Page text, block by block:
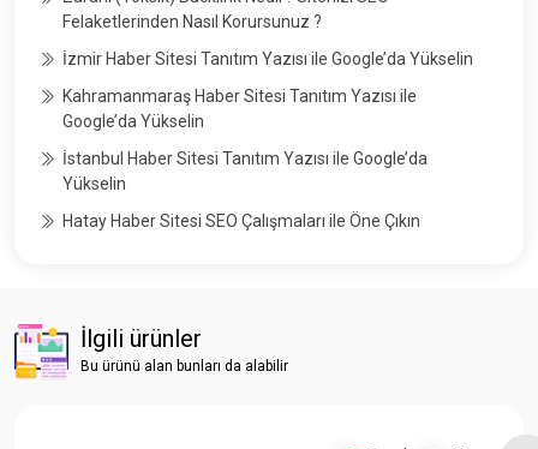
Felaketlerinden Nasıl Korursunuz ?
İzmir Haber Sitesi Tanıtım Yazısı ile Google’da Yükselin
Kahramanmaraş Haber Sitesi Tanıtım Yazısı ile
Google’da Yükselin
İstanbul Haber Sitesi Tanıtım Yazısı ile Google’da
Yükselin
Hatay Haber Sitesi SEO Çalışmaları ile Öne Çıkın
İlgili ürünler
Bu ürünü alan bunları da alabilir